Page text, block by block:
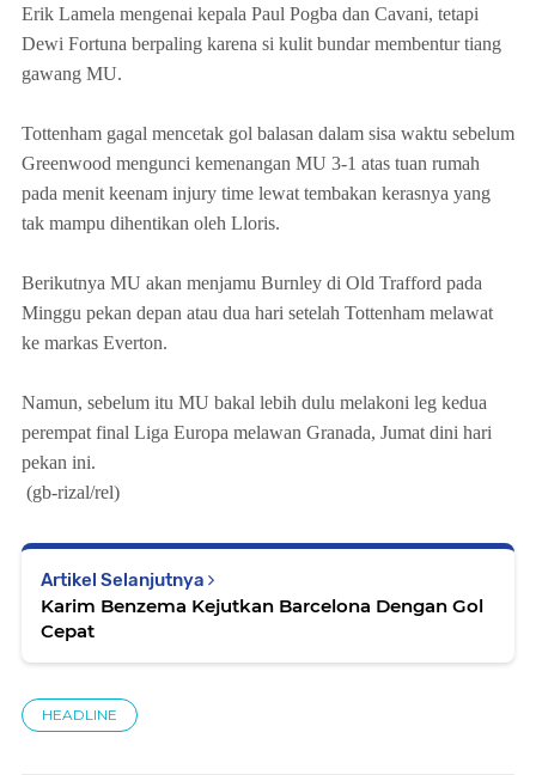
Erik Lamela mengenai kepala Paul Pogba dan Cavani, tetapi
Dewi Fortuna berpaling karena si kulit bundar membentur tiang
gawang MU.
Tottenham gagal mencetak gol balasan dalam sisa waktu sebelum
Greenwood mengunci kemenangan MU 3-1 atas tuan rumah
pada menit keenam injury time lewat tembakan kerasnya yang
tak mampu dihentikan oleh Lloris.
Berikutnya MU akan menjamu Burnley di Old Trafford pada
Minggu pekan depan atau dua hari setelah Tottenham melawat
ke markas Everton.
Namun, sebelum itu MU bakal lebih dulu melakoni leg kedua
perempat final Liga Europa melawan Granada, Jumat dini hari
pekan ini.
(gb-rizal/rel)
Artikel Selanjutnya
Karim Benzema Kejutkan Barcelona Dengan Gol
Cepat
HEADLINE